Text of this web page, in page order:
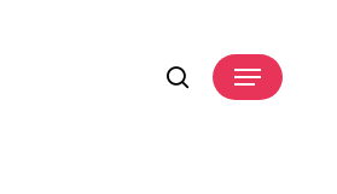
search
Menu